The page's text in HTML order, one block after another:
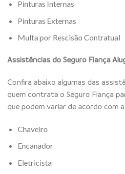
Pinturas Internas
Pinturas Externas
Multa por Rescisão Contratual
Assistências do Seguro Fiança
Confira abaixo algumas das
quem contrata o Seguro Fiança
que podem variar de acordo com
Chaveiro
Encanador
Eletricista